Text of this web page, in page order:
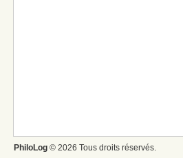
PhiloLog © 2026 Tous droits réservés.